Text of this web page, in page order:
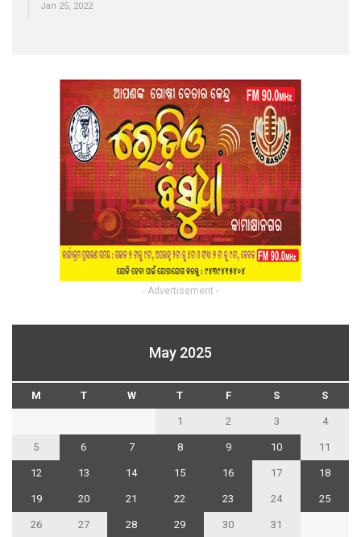
Jan 25, 2022
- Advertisement -
May 2025
M T W T F S S
1 2 3 4
5 6 7 8 9 10 11
12 13 14 15 16 17 18
19 20 21 22 23 24 25
26 27 28 29 30
31